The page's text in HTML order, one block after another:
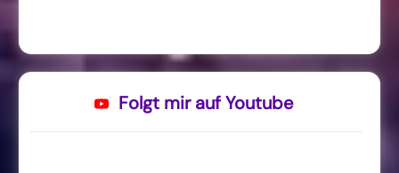
Folgt mir auf Youtube